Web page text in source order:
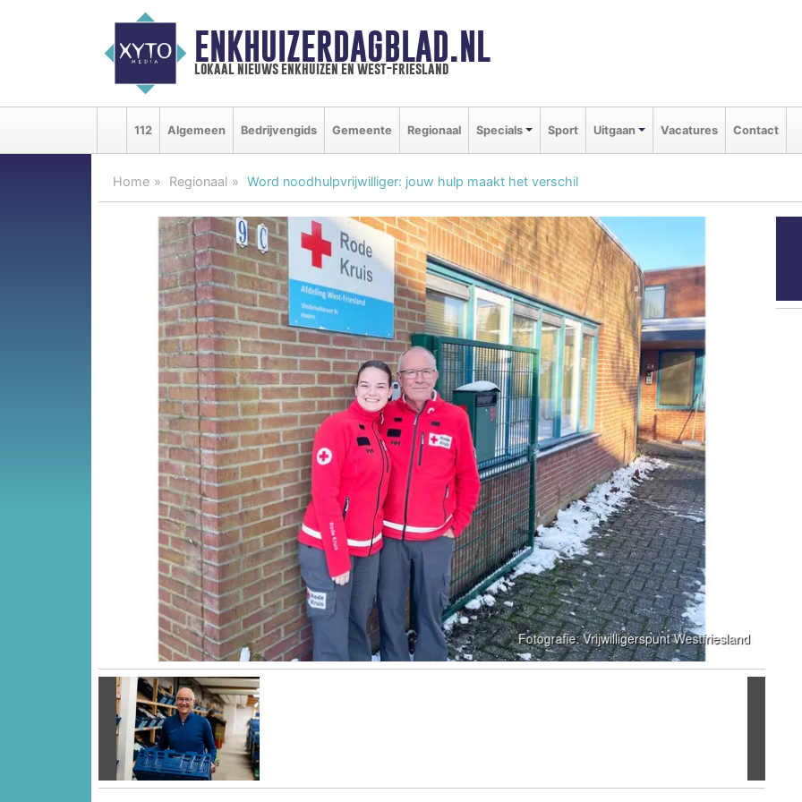
ENKHUIZERDAGBLAD.NL
lokaal nieuws enkhuizen en west-friesland
112 Algemeen Bedrijvengids Gemeente Regionaal Specials Sport Uitgaan Vacatures Contact
Home Regionaal Word noodhulpvrijwilliger: jouw hulp maakt het verschil
Vorige